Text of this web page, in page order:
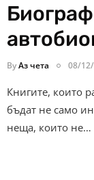
ByАз чета 08/
Книгите, които
бъдат не само
неща, които не…